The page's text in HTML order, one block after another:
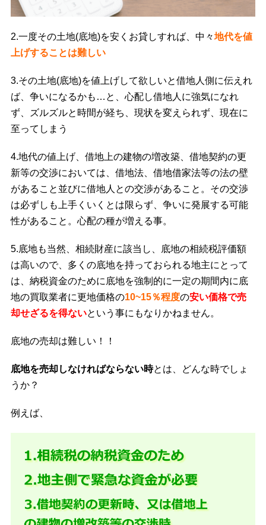
2.一度その土地(底地)を安くお貸しすれば、中々地代を値
上げすることは難しい
3.その土地(底地)を値上げして欲しいと借地人側に伝えれ
ば、争いになるかも…と、心配し借地人に強気になれ
ず、ズルズルと時間が経ち、現状を変えられず、現在に
至ってしまう
4.地代の値上げ、借地上の建物の増改築、借地契約の更
新等の交渉においては、借地法、借地借家法等の法の壁
があること並びに借地人との交渉があること。その交渉
は必ずしも上手くいくとは限らず、争いに発展する可能
性があること。心配の種が増える事。
5.底地も当然、相続財産に該当し、底地の相続税評価額
は高いので、多くの底地を持っておられる地主にとって
は、納税資金のために底地を強制的に一定の期間内に底
地の買取業者に更地価格の10~15％程度の安い価格で売
却せざるを得ないという事にもなりかねません。
底地の売却は難しい！！
底地を売却しなければならない時とは、どんな時でしょ
うか？
例えば、